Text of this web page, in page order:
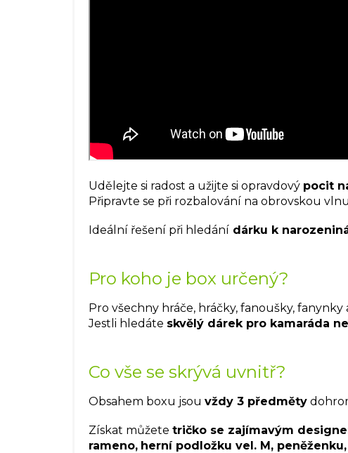
Udělejte si radost a užijte si opravdový pocit
Připravte se při rozbalování na obrovskou
Ideální řešení při hledání dárku k
Pro koho je box určený?
Pro všechny hráče, hráčky, fanoušky,
Jestli hledáte skvělý dárek pro kamaráda
Co vše se skrývá uvnitř?
Obsahem boxu jsou vždy 3 předměty
Získat můžete tričko se zajímavým
rameno, herní podložku vel. M,